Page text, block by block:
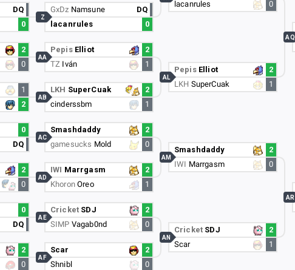
DQ
0
2
0
1
2
0
DQ
2
0
0
DQ
2
0
GxDz Namsune
DQ
lacanrules
0
Z
Pepis Elliot
2
TZ Iván 1
AA
LKH SuperCuak
2
cinderssbm
1
AB
Smashdaddy
2
gamesucks Mold 0
AC
IWI Marrgasm
2
KhoronOreo 1
AD
Cricket SDJ
2
SIMP Vagab0nd 0
AE
Scar
2
Shnibl
0
AF
lacanrules
0
Pepis Elliot
2
LKH SuperCuak 1
AL
Smashdaddy
2
IWI Marrgasm 0
AM
Cricket SDJ
2
Scar
1
AN
AQ
AR